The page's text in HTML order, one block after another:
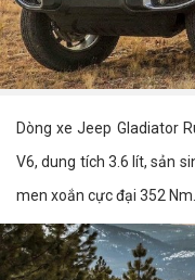
Dòng xe Jeep Gladiator
V6, dung tích 3.6 lít, sản
men xoắn cực đại 352 Nm.